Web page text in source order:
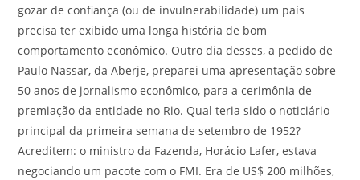
gozar de confiança (ou de invulnerabilidade) um país
precisa ter exibido uma longa história de bom
comportamento econômico. Outro dia desses, a pedido de
Paulo Nassar, da Aberje, preparei uma apresentação sobre
50 anos de jornalismo econômico, para a cerimônia de
premiação da entidade no Rio. Qual teria sido o noticiário
principal da primeira semana de setembro de 1952?
Acreditem: o ministro da Fazenda, Horácio Lafer, estava
negociando um pacote com o FMI. Era de US$ 200 milhões,